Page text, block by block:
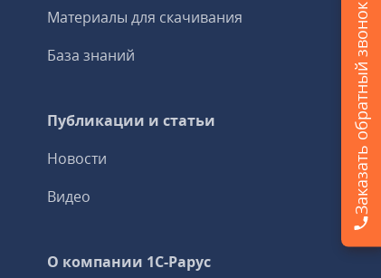
Материалы для скачивания
База знаний
Публикации и статьи
Новости
Видео
О компании 1C-Рарус
Заказать обратный звонок